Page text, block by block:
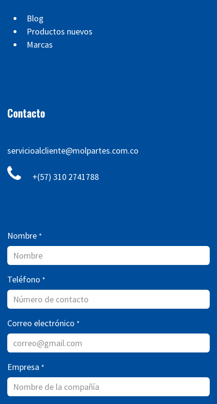
Blog
Productos nuevos
Marcas
Contacto
servicioalcliente@molpartes.com.co
+(57) 310 2741788
Nombre *
Teléfono *
Correo electrónico *
Empresa *